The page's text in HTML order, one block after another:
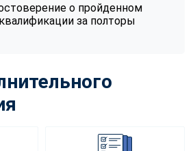
о пройденном
за полторы